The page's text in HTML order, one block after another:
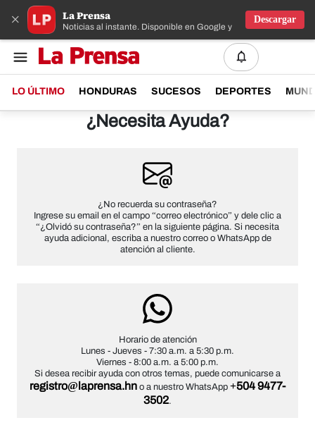
× La Prensa
Noticias al instante. Disponible en Google y IOS
Descargar
LO ÚLTIMO HONDURAS SUCESOS DEPORTES
¿Necesita Ayuda?
¿No recuerda su contraseña?
Ingrese su email en el campo “correo electrónico” y dele clic a
“¿Olvidó su contraseña?” en la siguiente página. Si necesita
ayuda adicional, escriba a nuestro correo o WhatsApp de
atención al cliente.
Horario de atención
Lunes - Jueves - 7:30 a.m. a 5:30 p.m.
Viernes - 8:00 a.m. a 5:00 p.m.
Si desea recibir ayuda con otros temas, puede comunicarse a
registro@laprensa.hn o a nuestro WhatsApp +504 9477-
3502.